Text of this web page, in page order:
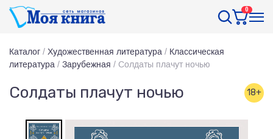
0
Каталог / Художественная литература / Классическая
литература / Зарубежная / Солдаты плачут ночью
Солдаты плачут ночью 18+